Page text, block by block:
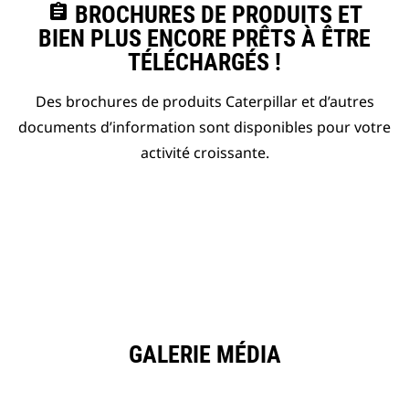
assignment BROCHURES DE PRODUITS ET
BIEN PLUS ENCORE PRÊTS À ÊTRE
TÉLÉCHARGÉS !
Des brochures de produits Caterpillar et d’autres
documents d’information sont disponibles pour votre
activité croissante.
GALERIE MÉDIA